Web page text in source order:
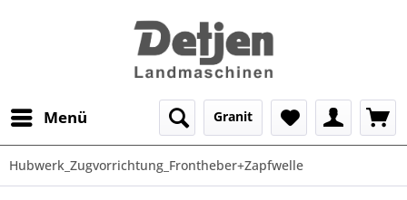
Menü Granit
Hubwerk_Zugvorrichtung_Frontheber+Zapfwelle